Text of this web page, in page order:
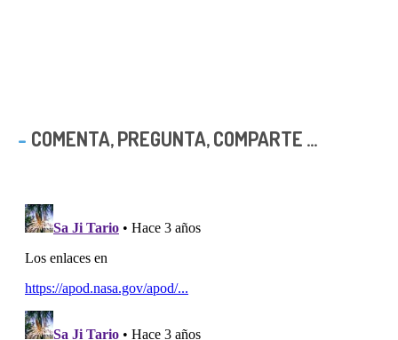
COMENTA, PREGUNTA, COMPARTE ...